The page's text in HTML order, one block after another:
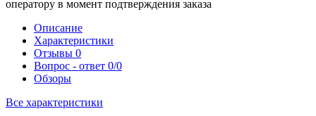
оператору в момент подтверждения заказа
Описание
Характеристики
Отзывы 0
Вопрос - ответ 0/0
Обзоры
Все характеристики